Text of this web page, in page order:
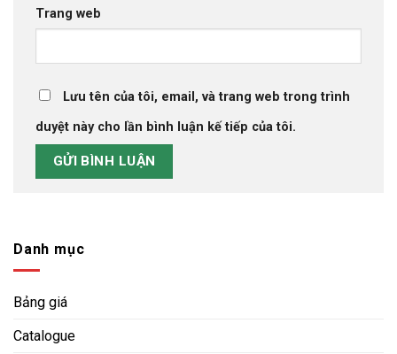
Trang web
Lưu tên của tôi, email, và trang web trong trình
duyệt này cho lần bình luận kế tiếp của tôi.
Danh mục
Bảng giá
Catalogue